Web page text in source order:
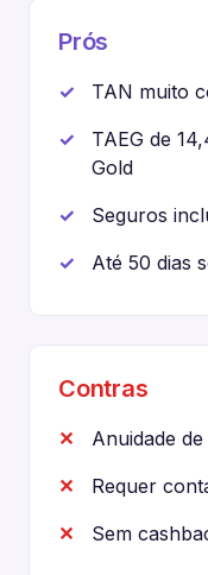
Prós
TAN muito
TAEG de
Gold
Seguros
Até 50 dias
Contras
Anuidade
Requer
Sem